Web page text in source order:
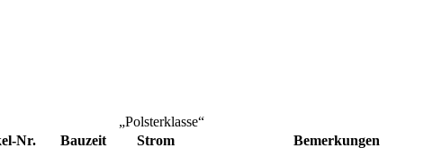
„Polsterklasse“
Nr. Bauzeit Strom Bemer­kungen